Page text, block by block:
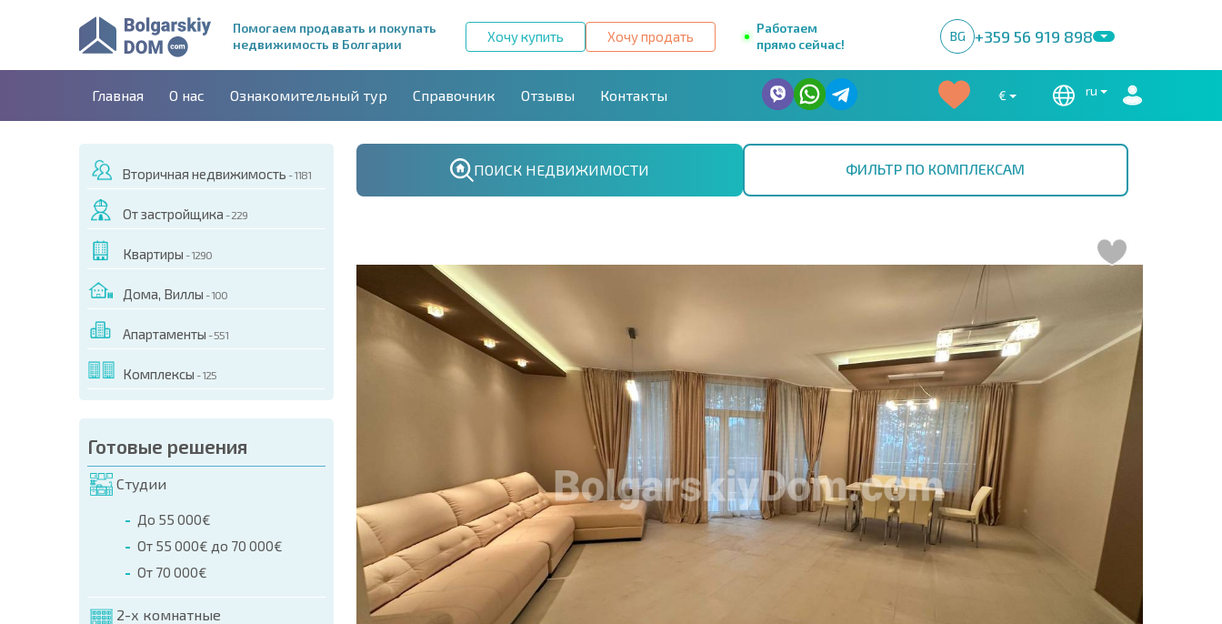
Помогаем продавать и покупать
недвижимость в Болгарии
Хочу купить Хочу продать
Работаем
прямо сейчас!
BG +359 56 919 898
Главная О нас Ознакомительный тур Справочник Отзывы Контакты € ru
Вторичная недвижимость - 1181
От застройщика - 229
Квартиры - 1290
Дома, Виллы - 100
Апартаменты - 551
Комплексы - 125
Готовые решения
Студии
До 55 000€
От 55 000€ до 70 000€
От 70 000€
2-х комнатные
ПОИСК НЕДВИЖИМОСТИ ФИЛЬТР ПО КОМПЛЕКСАМ
ЭТОГО ОБЪЕКТА
телефонам:
+359 8 9797 99 03